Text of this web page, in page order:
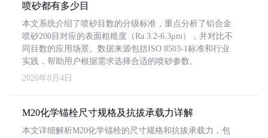
喷砂都有多少目
本文系统介绍了喷砂目数的分级标准，重点分析了铝合金
喷砂200目对应的表面粗糙度（Ra 3.2-6.3μm），并对比不
同目数的应用场景。数据来源包括ISO 8503-1标准和行业
实践，帮助用户根据需求选择合适的喷砂参数。
2026年8月4日
M20化学锚栓尺寸规格及抗拔承载力详解
本文详细解析M20化学锚栓的尺寸规格和抗拔承载力，包